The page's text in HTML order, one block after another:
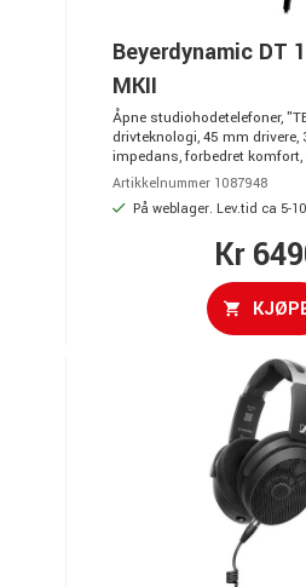
Beyerdynamic DT
MKII
Åpne studiohodetelefoner,
drivteknologi, 45 mm drivere,
impedans, forbedret komfort,
Artikkelnummer 1087948
På weblager. Lev.tid ca 5-
Kr